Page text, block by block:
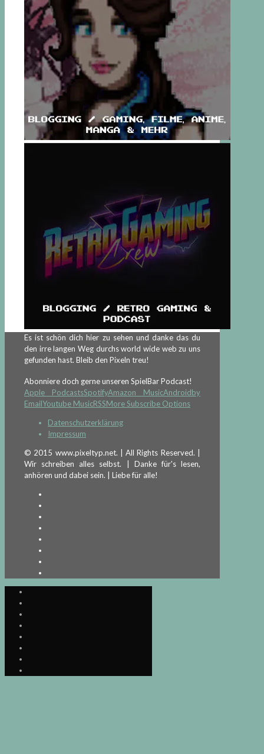
Es ist schön dich hier zu sehen und danke das du
den irre langen Weg durchs world wide web zu uns
gefunden hast. Bleib den Pixeln treu!
Abonniere doch gerne unseren SpielBar Podcast!
Apple PodcastsSpotifyAmazon MusicAndroidby
EmailYoutube MusicRSSMore Subscribe Options
Datenschutzerklärung
Impressum
© 2015 www.pixeltyp.net. | All Rights Reserved. |
Wir schreiben alles selbst. | Danke für's lesen,
anhören und dabei sein. | Liebe für alle!